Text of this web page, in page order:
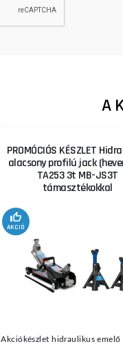
A
PROMÓCIÓS KÉSZLET
alacsony profilú jack
TA253 3t MB-JS3T
támasztékokkal
AKCIÓ
Akciókészlet hidraulikus emelő